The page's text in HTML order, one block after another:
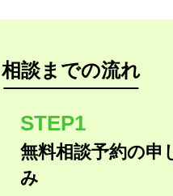
相談までの流れ
STEP1
無料相談予約の申
み